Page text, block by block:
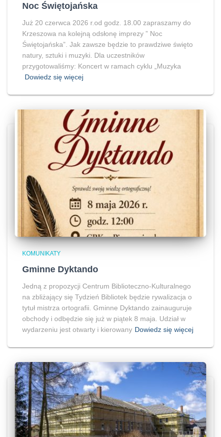
Noc Świętojańska
Już 20 czerwca 2026 r.od godz. 18.00 zapraszamy do
Krzeszowa na kolejną odsłonę imprezy ” Noc
Świętojańska”. Jak zawsze będzie to prawdziwe święto
natury, sztuki i muzyki. Dla uczestników
przygotowaliśmy: Koncert w ramach cyklu „Muzyka
Dowiedz się więcej
KOMUNIKATY
Gminne Dyktando
Jedną z propozycji Centrum Biblioteczno-Kulturalnego
na zbliżający się Tydzień Bibliotek będzie rywalizacja o
tytuł mistrza ortografii. Gminne Dyktando zainauguruje
obchody i odbędzie się już w piątek 8 maja. Udział w
wydarzeniu jest otwarty i kierowany Dowiedz się więcej